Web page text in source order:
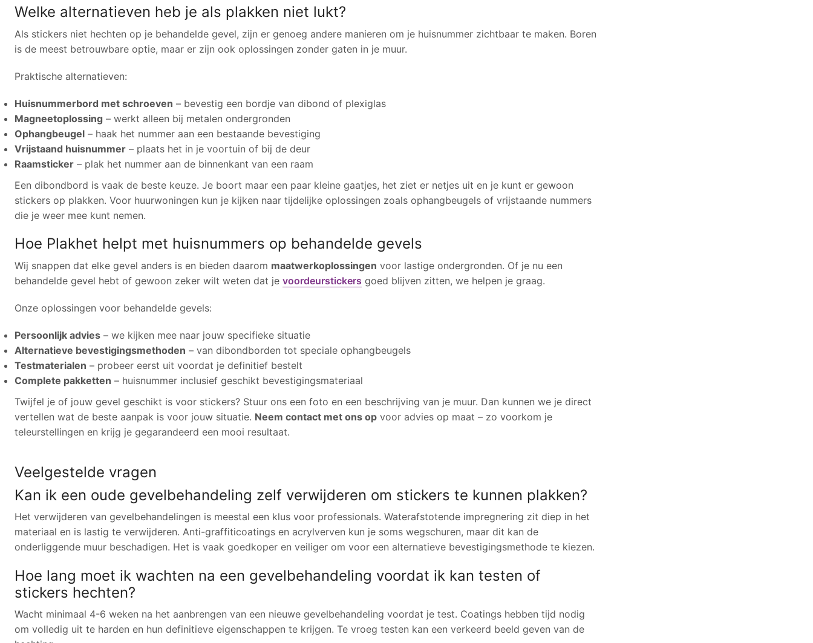
Welke alternatieven heb je als plakken niet lukt?
Als stickers niet hechten op je behandelde gevel, zijn er genoeg andere manieren om je huisnummer zichtbaar te maken. Boren
is de meest betrouwbare optie, maar er zijn ook oplossingen zonder gaten in je muur.
Praktische alternatieven:
Huisnummerbord met schroeven – bevestig een bordje van dibond of plexiglas
Magneetoplossing – werkt alleen bij metalen ondergronden
Ophangbeugel – haak het nummer aan een bestaande bevestiging
Vrijstaand huisnummer – plaats het in je voortuin of bij de deur
Raamsticker – plak het nummer aan de binnenkant van een raam
Een dibondbord is vaak de beste keuze. Je boort maar een paar kleine gaatjes, het ziet er netjes uit en je kunt er gewoon
stickers op plakken. Voor huurwoningen kun je kijken naar tijdelijke oplossingen zoals ophangbeugels of vrijstaande nummers
die je weer mee kunt nemen.
Hoe Plakhet helpt met huisnummers op behandelde gevels
Wij snappen dat elke gevel anders is en bieden daarom maatwerkoplossingen voor lastige ondergronden. Of je nu een
behandelde gevel hebt of gewoon zeker wilt weten dat je voordeurstickers goed blijven zitten, we helpen je graag.
Onze oplossingen voor behandelde gevels:
Persoonlijk advies – we kijken mee naar jouw specifieke situatie
Alternatieve bevestigingsmethoden – van dibondborden tot speciale ophangbeugels
Testmaterialen – probeer eerst uit voordat je definitief bestelt
Complete pakketten – huisnummer inclusief geschikt bevestigingsmateriaal
Twijfel je of jouw gevel geschikt is voor stickers? Stuur ons een foto en een beschrijving van je muur. Dan kunnen we je direct
vertellen wat de beste aanpak is voor jouw situatie. Neem contact met ons op voor advies op maat – zo voorkom je
teleurstellingen en krijg je gegarandeerd een mooi resultaat.
Veelgestelde vragen
Kan ik een oude gevelbehandeling zelf verwijderen om stickers te kunnen plakken?
Het verwijderen van gevelbehandelingen is meestal een klus voor professionals. Waterafstotende impregnering zit diep in het
materiaal en is lastig te verwijderen. Anti-graffiticoatings en acrylverven kun je soms wegschuren, maar dit kan de
onderliggende muur beschadigen. Het is vaak goedkoper en veiliger om voor een alternatieve bevestigingsmethode te kiezen.
Hoe lang moet ik wachten na een gevelbehandeling voordat ik kan testen of
stickers hechten?
Wacht minimaal 4-6 weken na het aanbrengen van een nieuwe gevelbehandeling voordat je test. Coatings hebben tijd nodig
om volledig uit te harden en hun definitieve eigenschappen te krijgen. Te vroeg testen kan een verkeerd beeld geven van de